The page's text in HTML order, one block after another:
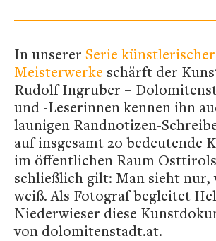
In unserer Serie künstlerischer
Meisterwerke schärft der
Rudolf Ingruber –
und -Leserinnen kennen ihn
launigen Randnotizen-
auf insgesamt 20 bedeutende
im öffentlichen Raum
schließlich gilt: Man sieht nur,
weiß. Als Fotograf begleitet
Niederwieser diese
von dolomitenstadt.at.